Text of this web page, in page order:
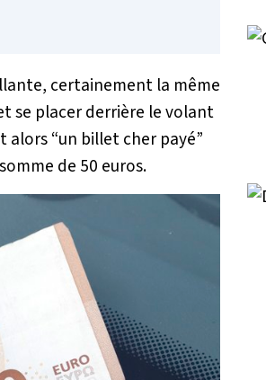
certainement la même
se placer derrière le volant
alors “un billet cher payé”
de 50 euros.